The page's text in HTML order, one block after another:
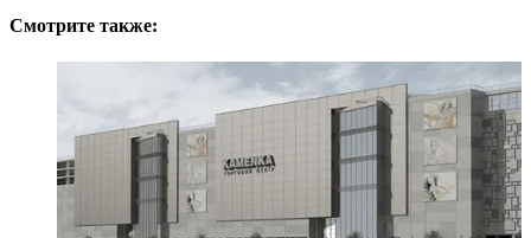
Смотрите также: